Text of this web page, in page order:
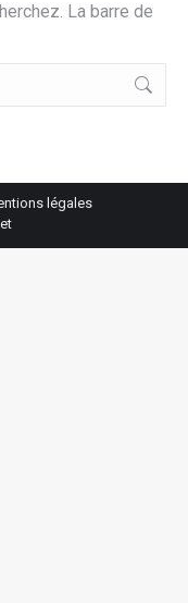
La barre de
légales